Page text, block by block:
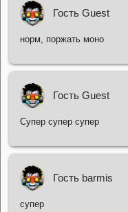
Гость Guest
норм, поржать моно
Гость Guest
Супер супер супер
Гость barmis
супер